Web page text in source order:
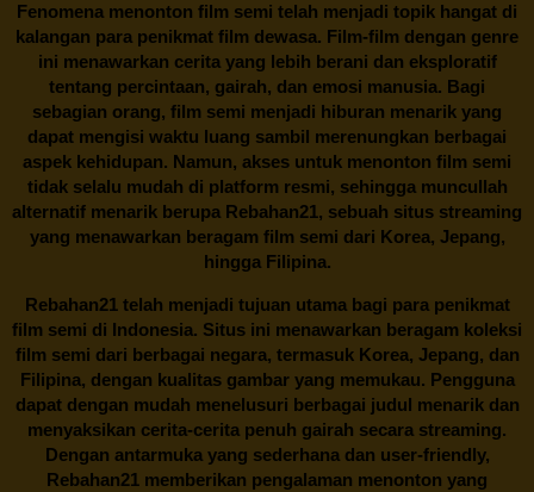
Fenomena menonton film semi telah menjadi topik hangat di
kalangan para penikmat film dewasa. Film-film dengan genre
ini menawarkan cerita yang lebih berani dan eksploratif
tentang percintaan, gairah, dan emosi manusia. Bagi
sebagian orang, film semi menjadi hiburan menarik yang
dapat mengisi waktu luang sambil merenungkan berbagai
aspek kehidupan. Namun, akses untuk menonton film semi
tidak selalu mudah di platform resmi, sehingga muncullah
alternatif menarik berupa Rebahan21, sebuah situs streaming
yang menawarkan beragam film semi dari Korea, Jepang,
hingga Filipina.
Rebahan21telah menjadi tujuan utama bagi para penikmat
film semi di Indonesia. Situs ini menawarkan beragam koleksi
film semi dari berbagai negara, termasuk Korea, Jepang, dan
Filipina, dengan kualitas gambar yang memukau. Pengguna
dapat dengan mudah menelusuri berbagai judul menarik dan
menyaksikan cerita-cerita penuh gairah secara streaming.
Dengan antarmuka yang sederhana dan user-friendly,
Rebahan21 memberikan pengalaman menonton yang